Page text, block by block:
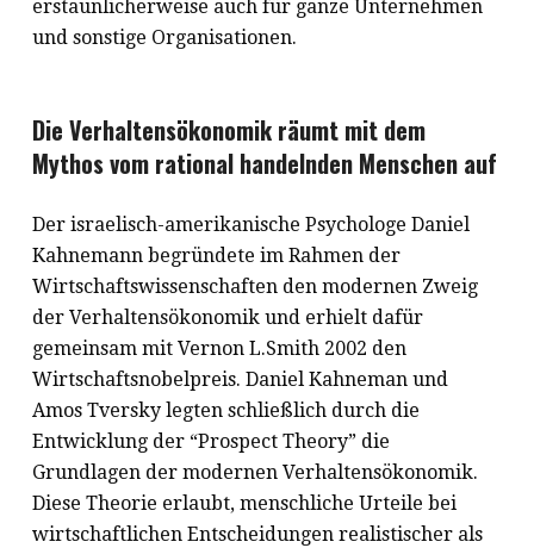
erstaunlicherweise auch für ganze Unternehmen
und sonstige Organisationen.
Die Verhaltensökonomik räumt mit dem
Mythos vom rational handelnden Menschen auf
Der israelisch-amerikanische Psychologe Daniel
Kahnemann begründete im Rahmen der
Wirtschaftswissenschaften den modernen Zweig
der Verhaltensökonomik und erhielt dafür
gemeinsam mit Vernon L.Smith 2002 den
Wirtschaftsnobelpreis. Daniel Kahneman und
Amos Tversky legten schließlich durch die
Entwicklung der “Prospect Theory” die
Grundlagen der modernen Verhaltensökonomik.
Diese Theorie erlaubt, menschliche Urteile bei
wirtschaftlichen Entscheidungen realistischer als